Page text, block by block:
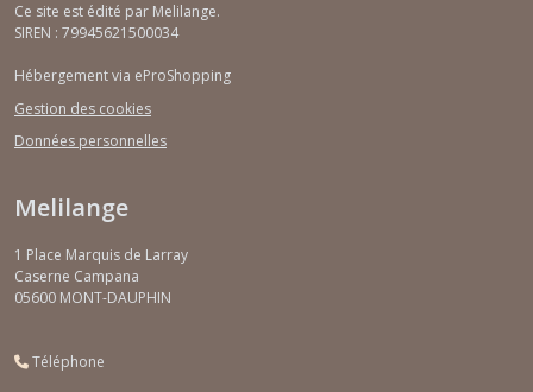
Ce site est édité par Melilange.
SIREN : 79945621500034
Hébergement via eProShopping
Gestion des cookies
Données personnelles
Melilange
1 Place Marquis de Larray
Caserne Campana
05600 MONT-DAUPHIN
Téléphone